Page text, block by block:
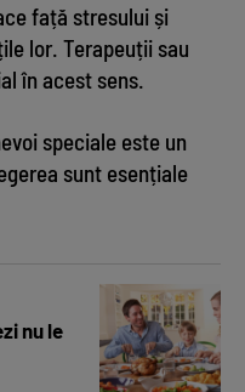
față stresului și
lor. Terapeuții sau
în acest sens.
speciale este un
sunt esențiale
nu le